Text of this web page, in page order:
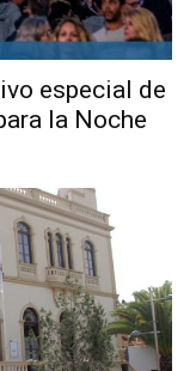
especial de
la Noche